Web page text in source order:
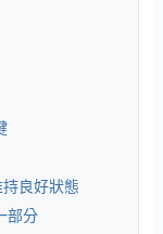
良好狀態
部分